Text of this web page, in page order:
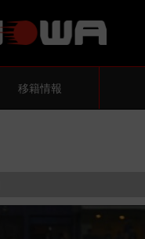
移籍情報